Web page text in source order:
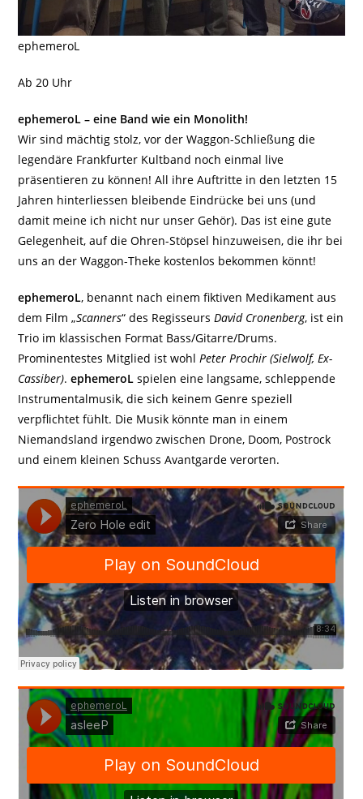
ephemeroL
Ab 20 Uhr
ephemeroL – eine Band wie ein Monolith!
Wir sind mächtig stolz, vor der Waggon-Schließung die
legendäre Frankfurter Kultband noch einmal live
präsentieren zu können! All ihre Auftritte in den letzten 15
Jahren hinterliessen bleibende Eindrücke bei uns (und
damit meine ich nicht nur unser Gehör). Das ist eine gute
Gelegenheit, auf die Ohren-Stöpsel hinzuweisen, die ihr bei
uns an der Waggon-Theke kostenlos bekommen könnt!
ephemeroL, benannt nach einem fiktiven Medikament aus
dem Film „Scanners“ des RegisseursDavid Cronenberg, ist ein
Trio im klassischen Format Bass/Gitarre/Drums.
Prominentestes Mitglied ist wohlPeter Prochir (Sielwolf, Ex-
Cassiber).ephemeroL spielen eine langsame, schleppende
Instrumentalmusik, die sich keinem Genre speziell
verpflichtet fühlt. Die Musik könnte man in einem
Niemandsland irgendwo zwischen Drone, Doom, Postrock
und einem kleinen Schuss Avantgarde verorten.